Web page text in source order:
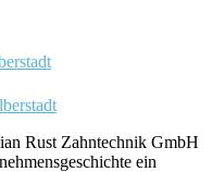
Rust Zahntechnik GmbH
ein